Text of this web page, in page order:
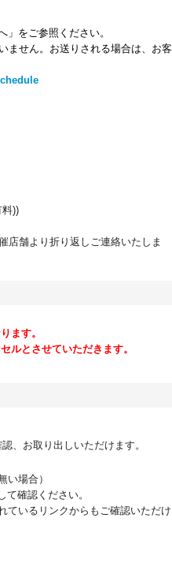
をご参照ください。
ません。お送りされる場合は、お客
))
店舗より折り返しご連絡いたしま
ます。
ルとさせていただきます。
認、お取り出しいただけます。
い場合）
確認ください。
ているリンクからもご確認いただけ